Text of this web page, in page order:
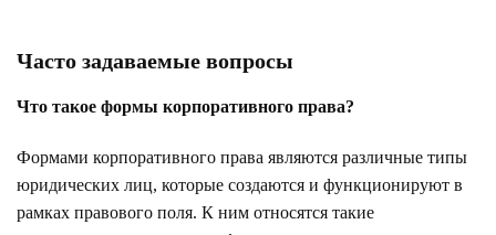
Часто задаваемые вопросы
Что такое формы корпоративного права?
Формами корпоративного права являются различные типы
юридических лиц, которые создаются и функционируют в
рамках правового поля. К ним относятся такие